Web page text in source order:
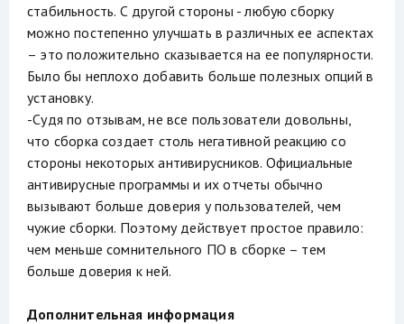
стабильность. С другой стороны - любую сборку
можно постепенно улучшать в различных ее аспектах
– это положительно сказывается на ее популярности.
Было бы неплохо добавить больше полезных опций в
установку.
-Судя по отзывам, не все пользователи довольны,
что сборка создает столь негативной реакцию со
стороны некоторых антивирусников. Официальные
антивирусные программы и их отчеты обычно
вызывают больше доверия у пользователей, чем
чужие сборки. Поэтому действует простое правило:
чем меньше сомнительного ПО в сборке – тем
больше доверия к ней.
Дополнительная информация